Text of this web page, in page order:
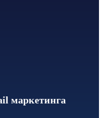
маркетинга